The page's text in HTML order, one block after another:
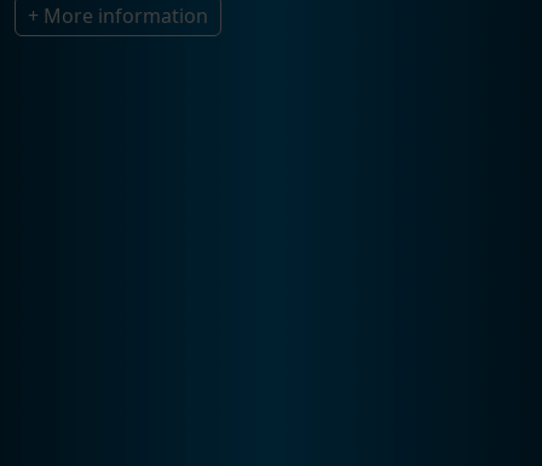
+ More information